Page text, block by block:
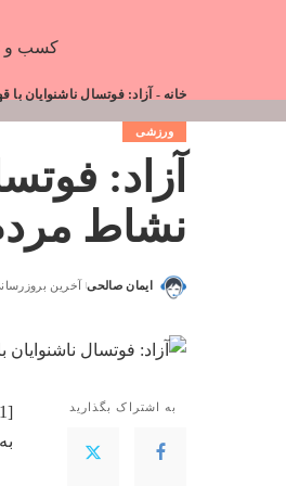
کسب و
خانه - آزاد: فوتسال ناشنوایان
ورزشی
آزاد:
نشاط
ایمان صالحی آخرین بروزرسانی :
به اشتراک بگذارید
[ad_1]